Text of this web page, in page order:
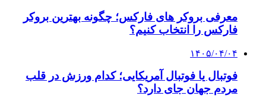
معرفی بروکر های فارکس؛ چگونه بهترین بروکر
فارکس را انتخاب کنیم؟
۱۴۰۵/۰۴/۰۴
فوتبال یا فوتبال آمریکایی؛ کدام ورزش در قلب
مردم جهان جای دارد؟